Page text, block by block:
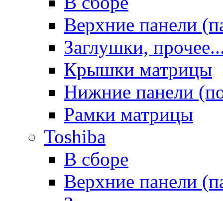
Верхние панели
Заглушки,
Крышки матрицы
Нижние панели
Рамки матрицы
Toshiba
В сборе
Верхние панели